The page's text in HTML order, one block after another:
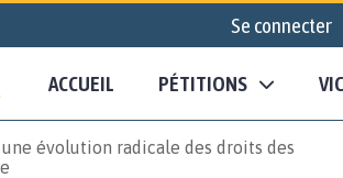
Se connecter
ACCUEIL PÉTITIONS
une évolution radicale des droits des